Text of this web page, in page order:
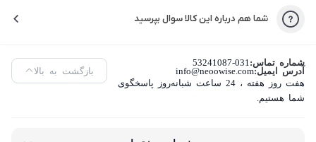
شما هم درباره این کالا سوال بپرسید
شماره تماس: 53241087-031
آدرس ایمیل:info@neoowise.com
هفت روز هفته ، 24 ساعت شبانه‌روز پاسخگوی
شما هستیم.
بازگشت به بالا